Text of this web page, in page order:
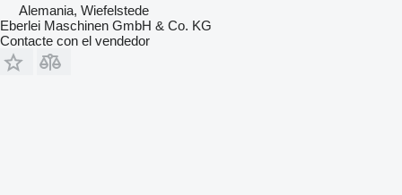
Alemania, Wiefelstede
Eberlei Maschinen GmbH & Co. KG
Contacte con el vendedor